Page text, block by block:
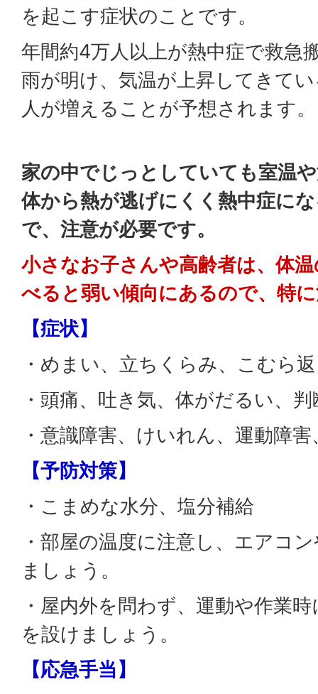
を起こす症状のことです。
年間約4万人以上が熱中症で救急
雨が明け、気温が上昇してきて
人が増えることが予想されます。
家の中でじっとしていても室温
体から熱が逃げにくく熱中症に
で、注意が必要です。
小さなお子さんや高齢者は、体
べると弱い傾向にあるので、特
【症状】
・めまい、立ちくらみ、こむら
・頭痛、吐き気、体がだるい、
・意識障害、けいれん、運動障
【予防対策】
・こまめな水分、塩分補給
・部屋の温度に注意し、エアコ
ましょう。
・屋内外を問わず、運動や作業
を設けましょう。
【応急手当】